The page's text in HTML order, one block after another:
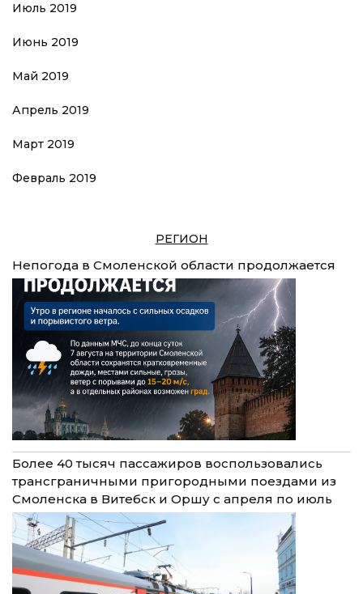
Июль 2019
Июнь 2019
Май 2019
Апрель 2019
Март 2019
Февраль 2019
РЕГИОН
Непогода в Смоленской области продолжается
Более 40 тысяч пассажиров воспользовались
трансграничными пригородными поездами из
Смоленска в Витебск и Оршу с апреля по июль